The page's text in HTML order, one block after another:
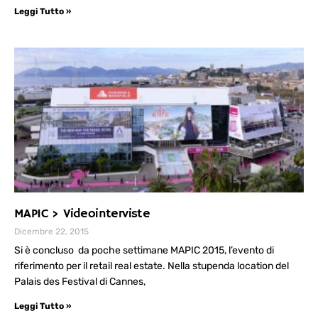
Leggi Tutto »
MAPIC > Videointerviste
Dicembre 22, 2015
Si è concluso da poche settimane MAPIC 2015, l’evento di
riferimento per il retail real estate. Nella stupenda location del
Palais des Festival di Cannes,
Leggi Tutto »